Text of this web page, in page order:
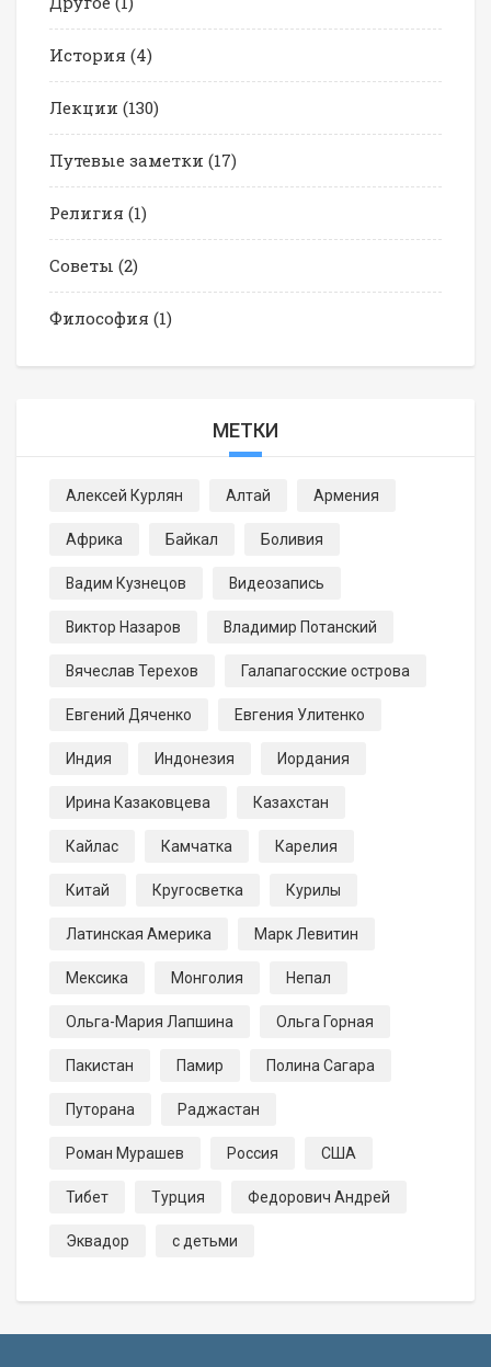
История (4)
Лекции (130)
Путевые заметки (17)
Религия (1)
Советы (2)
Философия (1)
МЕТКИ
Алексей Курлян Алтай Армения
Африка Байкал Боливия
Вадим Кузнецов Видеозапись
Виктор Назаров Владимир Потанский
Вячеслав Терехов Галапагосские острова
Евгений Дяченко Евгения Улитенко
Индия Индонезия Иордания
Ирина Казаковцева Казахстан
Кайлас Камчатка Карелия
Китай Кругосветка Курилы
Латинская Америка Марк Левитин
Мексика Монголия Непал
Ольга-Мария Лапшина Ольга Горная
Пакистан Памир Полина Сагара
Путорана Раджастан
Роман Мурашев Россия США
Тибет Турция Федорович Андрей
Эквадор с детьми